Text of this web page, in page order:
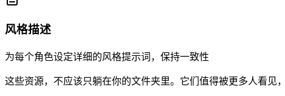
风格描述
为每个角色设定详细的风格提示词，保持一致性
这些资源，不应该只躺在你的文件夹里。它们值得被更多人看见